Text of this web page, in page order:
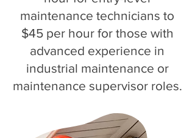
maintenance technicians to
$45 per hour for those with
advanced experience in
industrial maintenance or
maintenance supervisor roles.